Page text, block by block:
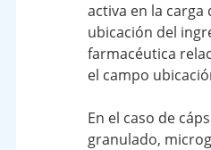
activa en la carga
ubicación del
farmacéutica
el campo
En el caso de
granulado,